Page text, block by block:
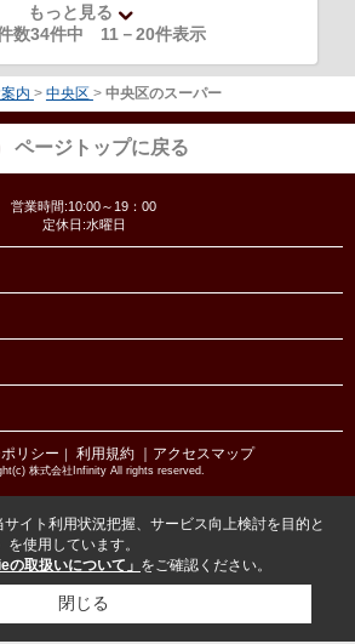
もっと見る
数34件中 11 －20件表示
内 > 中央区 > 中央区のスーパー
ページトップに戻る
営業時間:10:00～19：00
定休日:水曜日
リシー ｜ 利用規約 ｜アクセスマップ
株式会社Infinity All rights reserved.
イト利用状況把握、サービス向上検討を目的と
使用しています。
の取扱いについて」 をご確認ください。
閉じる